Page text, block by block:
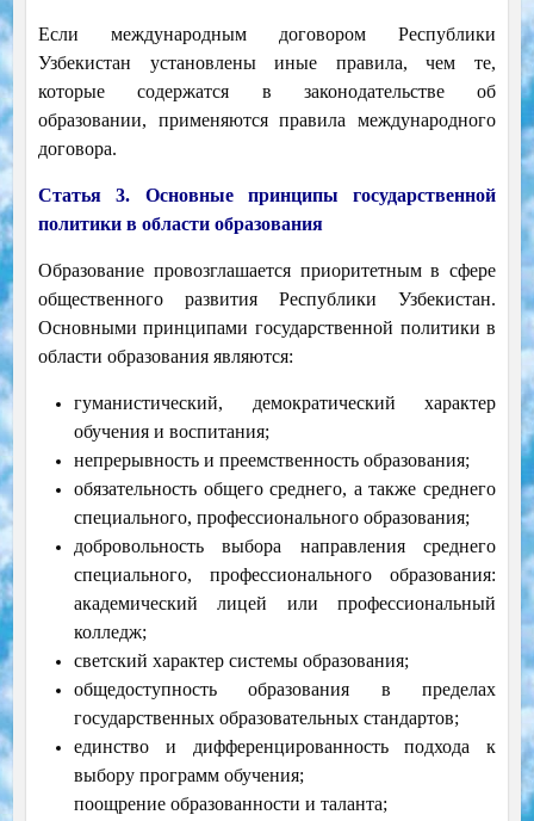
Если международным договором Республики
Узбекистан установлены иные правила, чем те,
которые содержатся в законодательстве об
образовании, применяются правила международного
договора.
Статья 3. Основные принципы государственной
политики в области образования
Образование провозглашается приоритетным в сфере
общественного развития Республики Узбекистан.
Основными принципами государственной политики в
области образования являются:
гуманистический, демократический характер
обучения и воспитания;
непрерывность и преемственность образования;
обязательность общего среднего, а также среднего
специального, профессионального образования;
добровольность выбора направления среднего
специального, профессионального образования:
академический лицей или профессиональный
колледж;
светский характер системы образования;
общедоступность образования в пределах
государственных образовательных стандартов;
единство и дифференцированность подхода к
выбору программ обучения;
поощрение образованности и таланта;